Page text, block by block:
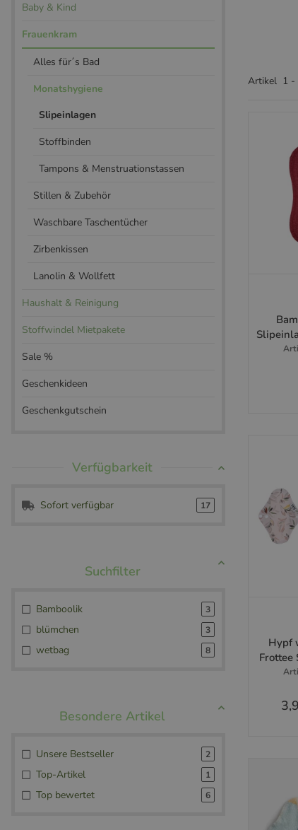
Artikel 1 -
Hypf
Frottee
Baby & Kind
Frauenkram
Alles für´s Bad
Monatshygiene
Slipeinlagen
Stoffbinden
Tampons & Menstruationstassen
Stillen & Zubehör
Waschbare Taschentücher
Zirbenkissen
Lanolin & Wollfett
Haushalt & Reinigung
Stoffwindel Mietpakete
Sale %
Geschenkideen
Geschenkgutschein
Verfügbarkeit
Sofort verfügbar 17
Suchfilter
Bamboolik 3
blümchen 3
wetbag 8
Unsere Bestseller 2
Top-Artikel 1
Top bewertet 6